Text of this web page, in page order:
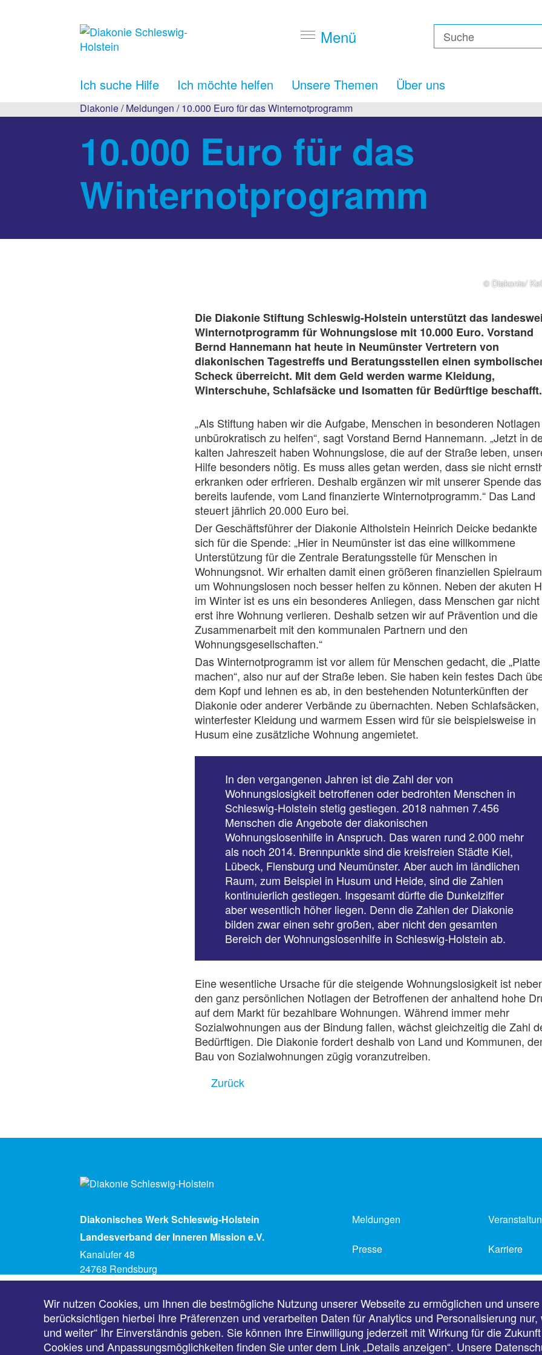
Menü
Ich suche Hilfe Ich möchte helfen Unsere Themen Über uns
Diakonie/Meldungen / 10.000 Euro für das Winternotprogramm
10.000 Euro für das
Winternotprogramm
© Diakonie/
Die Diakonie Stiftung Schleswig-Holstein unterstützt das
Winternotprogramm für Wohnungslose mit 10.000 Euro. Vorstand
Bernd Hannemann hat heute in Neumünster Vertretern von
diakonischen Tagestreffs und Beratungsstellen einen
Scheck überreicht. Mit dem Geld werden warme Kleidung,
Winterschuhe, Schlafsäcke und Isomatten für Bedürftige beschafft.
„Als Stiftung haben wir die Aufgabe, Menschen in besonderen Notlagen
unbürokratisch zu helfen“, sagt Vorstand Bernd Hannemann. „Jetzt in
kalten Jahreszeit haben Wohnungslose, die auf der Straße leben,
Hilfe besonders nötig. Es muss alles getan werden, dass sie nicht
erkranken oder erfrieren. Deshalb ergänzen wir mit unserer Spende das
bereits laufende, vom Land finanzierte Winternotprogramm.“ Das Land
steuert jährlich 20.000 Euro bei.
Der Geschäftsführer der Diakonie Altholstein Heinrich Deicke bedankte
sich für die Spende: „Hier in Neumünster ist das eine willkommene
Unterstützung für die Zentrale Beratungsstelle für Menschen in
Wohnungsnot. Wir erhalten damit einen größeren finanziellen
um Wohnungslosen noch besser helfen zu können. Neben der akuten
im Winter ist es uns ein besonderes Anliegen, dass Menschen gar nicht
erst ihre Wohnung verlieren. Deshalb setzen wir auf Prävention und die
Zusammenarbeit mit den kommunalen Partnern und den
Wohnungsgesellschaften.“
Das Winternotprogramm ist vor allem für Menschen gedacht, die „Platte
machen“, also nur auf der Straße leben. Sie haben kein festes Dach
dem Kopf und lehnen es ab, in den bestehenden Notunterkünften der
Diakonie oder anderer Verbände zu übernachten. Neben Schlafsäcken,
winterfester Kleidung und warmem Essen wird für sie beispielsweise in
Husum eine zusätzliche Wohnung angemietet.
In den vergangenen Jahren ist die Zahl der von
Wohnungslosigkeit betroffenen oder bedrohten Menschen in
Schleswig-Holstein stetig gestiegen. 2018 nahmen 7.456
Menschen die Angebote der diakonischen
Wohnungslosenhilfe in Anspruch. Das waren rund 2.000 mehr
als noch 2014. Brennpunkte sind die kreisfreien Städte Kiel,
Lübeck, Flensburg und Neumünster. Aber auch im ländlichen
Raum, zum Beispiel in Husum und Heide, sind die Zahlen
kontinuierlich gestiegen. Insgesamt dürfte die Dunkelziffer
aber wesentlich höher liegen. Denn die Zahlen der Diakonie
bilden zwar einen sehr großen, aber nicht den gesamten
Bereich der Wohnungslosenhilfe in Schleswig-Holstein ab.
Eine wesentliche Ursache für die steigende Wohnungslosigkeit ist
den ganz persönlichen Notlagen der Betroffenen der anhaltend hohe
auf dem Markt für bezahlbare Wohnungen. Während immer mehr
Sozialwohnungen aus der Bindung fallen, wächst gleichzeitig die Zahl
Bedürftigen. Die Diakonie fordert deshalb von Land und Kommunen,
Bau von Sozialwohnungen zügig voranzutreiben.
Zurück
Diakonisches Werk Schleswig-Holstein
Landesverband der Inneren Mission e.V.
Kanalufer 48
24768 Rendsburg
info@diakonie-sh.de
Meldungen
Presse Karriere
Impressum Datenschutz
Wir nutzen Cookies, um Ihnen die bestmögliche Nutzung unserer Webseite zu ermöglichen und
berücksichtigen hierbei Ihre Präferenzen und verarbeiten Daten für Analytics und Personalisierung
und weiter“ Ihr Einverständnis geben. Sie können Ihre Einwilligung jederzeit mit Wirkung für die
Cookies und Anpassungsmöglichkeiten finden Sie unter dem Link „Details anzeigen“. Unsere